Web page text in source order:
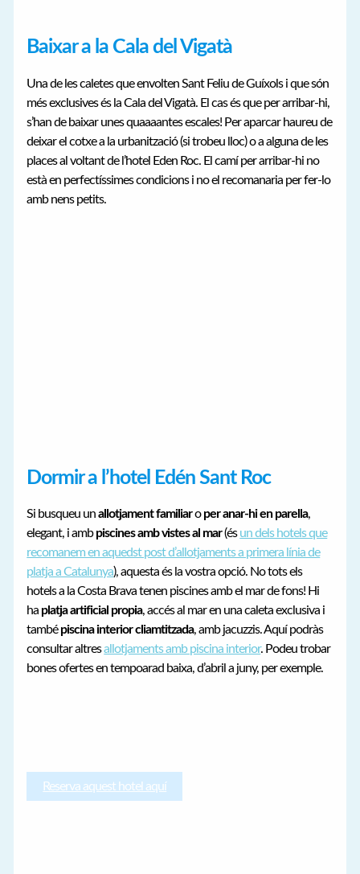
Baixar a la Cala del Vigatà
Una de les caletes que envolten Sant Feliu de Guíxols i que són
més exclusives és la Cala del Vigatà. El cas és que per arribar-hi,
s’han de baixar unes quaaaantes escales! Per aparcar haureu de
deixar el cotxe a la urbanització (si trobeu lloc) o a alguna de les
places al voltant de l’hotel Eden Roc. El camí per arribar-hi no
està en perfectíssimes condicions i no el recomanaria per fer-lo
amb nens petits.
Dormir a l’hotel Edén Sant Roc
Si busqueu unallotjament familiaroper anar-hi en parella,
elegant, i ambpiscines amb vistes al mar(ésun dels hotels que
recomanem en aquedst post d’allotjaments a primera línia de
platja a Catalunya), aquesta és la vostra opció. No tots els
hotels a la Costa Brava tenen piscines amb el mar de fons! Hi
ha platja artificial propia, accés al mar en una caleta exclusiva i
tambépiscina interior cliamtitzada, amb jacuzzis. Aquí podràs
consultar altresallotjaments amb piscina interior. Podeu trobar
bones ofertes en tempoarad baixa, d’abril a juny, per exemple.
Reserva aquest hotel aquí